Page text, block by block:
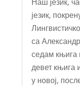
језик,
са
седам књига
девет књига
у новој,